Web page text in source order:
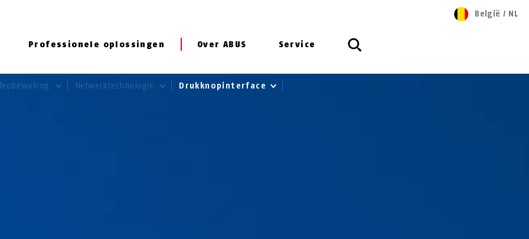
Professionele oplossingen Over ABUS Service
België / NL
Netwerktechnologie Drukknopinterface